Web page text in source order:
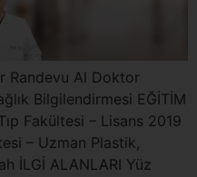
Randevu Al Doktor
Bilgilendirmesi EĞİTİM
Fakültesi – Lisans 2019
– Uzman Plastik,
İLGİ ALANLARI Yüz